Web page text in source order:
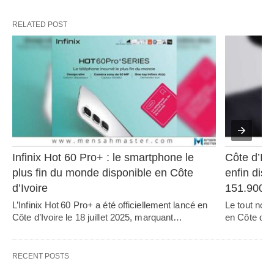
RELATED POST
Infinix Hot 60 Pro+ : le smartphone le
plus fin du monde disponible en Côte
d’Ivoire
L’Infinix Hot 60 Pro+ a été officiellement lancé en
Côte d’Ivoire le 18 juillet 2025, marquant…
Côte
enfin
Le tout
en Côte
RECENT POSTS